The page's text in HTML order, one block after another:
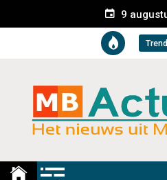
e
9
Medemblik